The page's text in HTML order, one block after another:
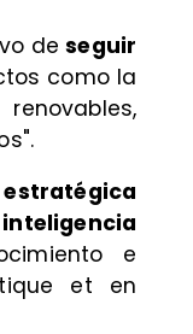
deseguir
como la
e
et en